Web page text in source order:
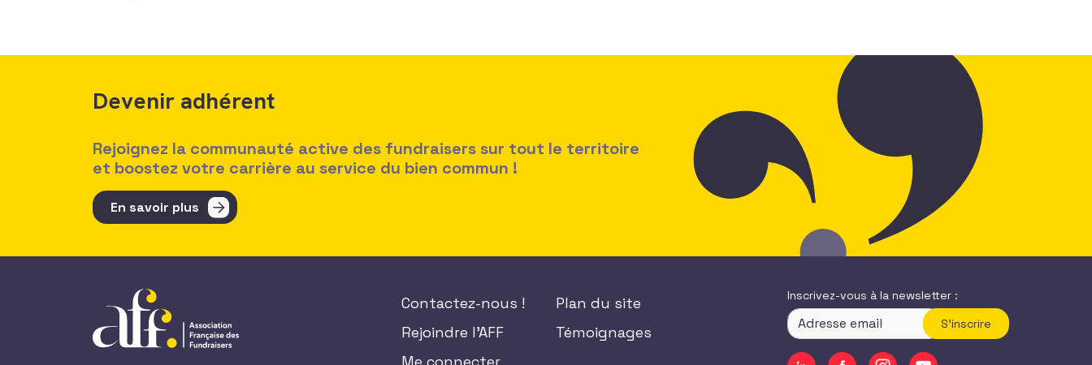
Devenir adhérent
Rejoignez la communauté active des fundraisers sur tout le territoire
et boostez votre carrière au service du bien commun !
En savoir plus
Contactez-nous !
Rejoindre l'AFF
Plan du site
Témoignages
Inscrivez-vous à la newsletter :
S'inscrire